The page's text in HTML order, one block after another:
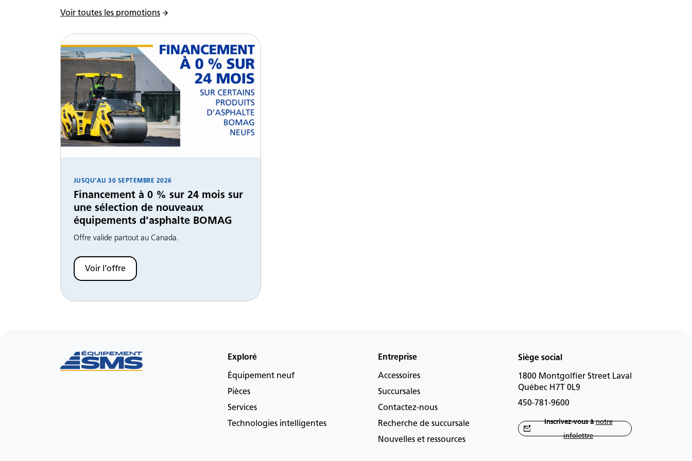
Voir toutes les promotions
JUSQU’AU 30 SEPTEMBRE 2026
Financement à 0 % sur 24 mois sur
une sélection de nouveaux
équipements d'asphalte BOMAG
Offre valide partout au Canada.
Voir l’offre
Exploré
Équipement neuf
Pièces
Services
Technologies intelligentes
Entreprise
Accessoires
Succursales
Contactez-nous
Recherche de succursale
Nouvelles et ressources
Siège social
1800 Montgolfier Street Laval
Québec H7T 0L9
450-781-9600
Inscrivez-vous ànotre
infolettre